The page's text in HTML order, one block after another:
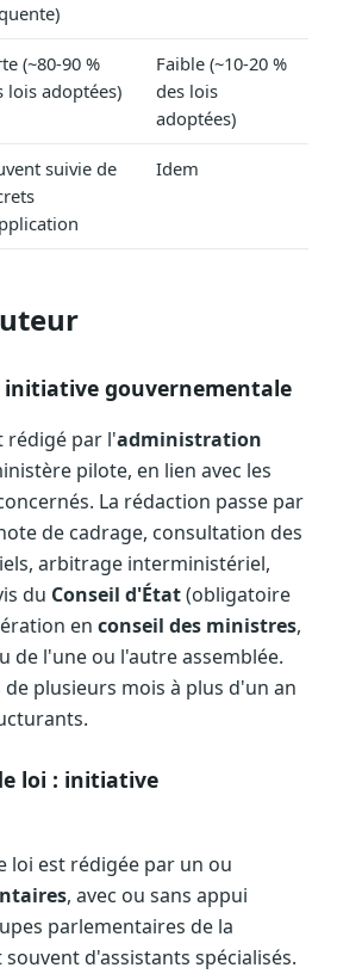
cabinets
équipe
sobriété
RGPD
(~80-90 %
lois adoptées)
Faible (~10-20 %
des lois
adoptées)
suivie de
Idem
initiative gouvernementale
rédigé par l'administration
pilote, en lien avec les
La rédaction passe par
de cadrage, consultation des
arbitrage interministériel,
du Conseil d'État(obligatoire
en conseil des ministres,
de l'une ou l'autre assemblée.
de plusieurs mois à plus d'un an
loi : initiative
loi est rédigée par un ou
, avec ou sans appui
parlementaires de la
d'assistants spécialisés.